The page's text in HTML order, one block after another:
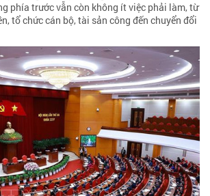
phía trước vẫn còn không ít việc phải làm, từ
tổ chức cán bộ, tài sản công đến chuyển đổi